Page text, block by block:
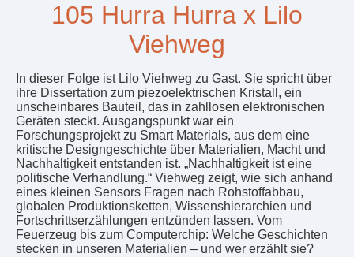
105 Hurra Hurra x Lilo
Viehweg
In dieser Folge ist Lilo Viehweg zu Gast. Sie spricht über
ihre Dissertation zum piezoelektrischen Kristall, ein
unscheinbares Bauteil, das in zahllosen elektronischen
Geräten steckt. Ausgangspunkt war ein
Forschungsprojekt zu Smart Materials, aus dem eine
kritische Designgeschichte über Materialien, Macht und
Nachhaltigkeit entstanden ist. „Nachhaltigkeit ist eine
politische Verhandlung.“ Viehweg zeigt, wie sich anhand
eines kleinen Sensors Fragen nach Rohstoffabbau,
globalen Produktionsketten, Wissenshierarchien und
Fortschrittserzählungen entzünden lassen. Vom
Feuerzeug bis zum Computerchip: Welche Geschichten
stecken in unseren Materialien – und wer erzählt sie?